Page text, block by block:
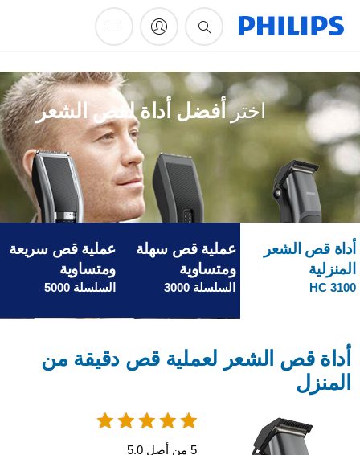
دعم
البحث
اخترأفضل أداة لقص الشعر
عملية قص سريعة
ومتساوية
السلسلة 5000
عملية قص سهلة
ومتساوية
السلسلة 3000
قص الشعر
HC
أداة قص الشعر لعملية قص دقيقة من
المنزل